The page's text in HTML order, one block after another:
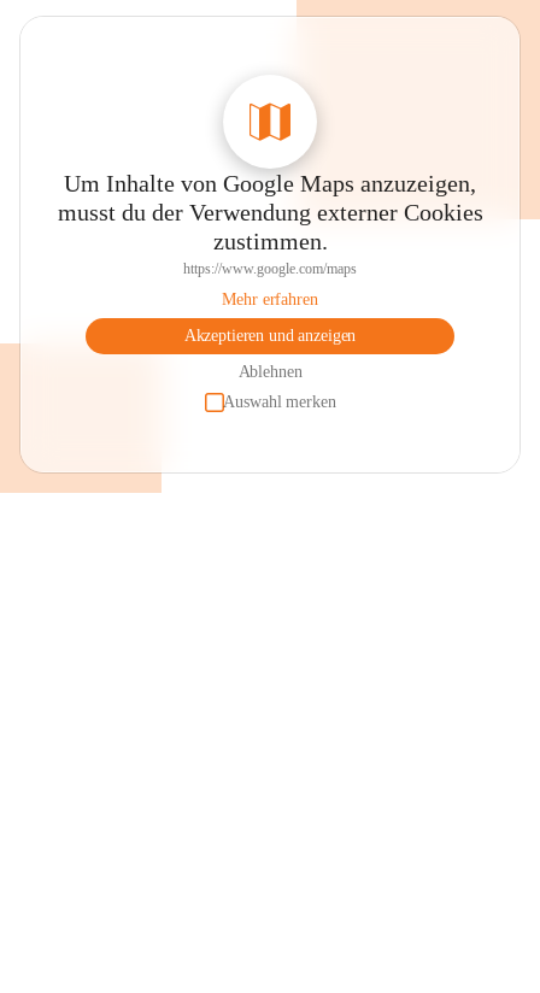
Um Inhalte von Google Maps anzuzeigen,
musst du der Verwendung externer Cookies
zustimmen.
https://www.google.com/maps
Mehr erfahren
Akzeptieren und anzeigen
Ablehnen
Auswahl merken